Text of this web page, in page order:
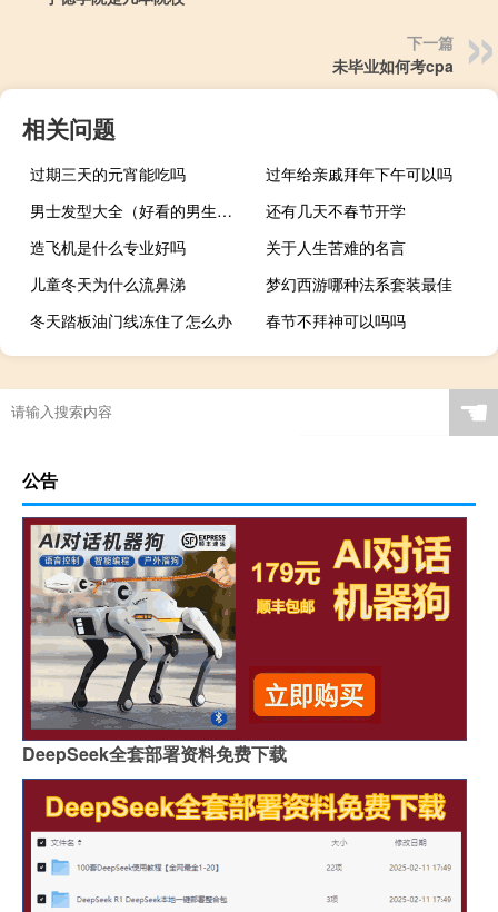
下一篇
未毕业如何考cpa
相关问题
过期三天的元宵能吃吗
过年给亲戚拜年下午可以吗
男士发型大全（好看的男生发型）
还有几天不春节开学
造飞机是什么专业好吗
关于人生苦难的名言
儿童冬天为什么流鼻涕
梦幻西游哪种法系套装最佳
冬天踏板油门线冻住了怎么办
春节不拜神可以吗吗
☚
公告
DeepSeek全套部署资料免费下载